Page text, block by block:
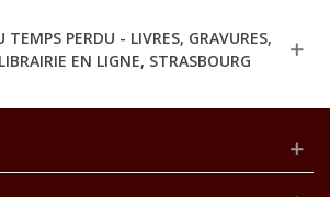
TEMPS PERDU - LIVRES, GRAVURES,
EN LIGNE, STRASBOURG